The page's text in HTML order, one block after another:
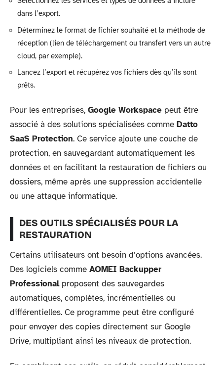
dans l’export.
Déterminez le format de fichier souhaité et la méthode de
réception (lien de téléchargement ou transfert vers un autre
cloud, par exemple).
Lancez l’export et récupérez vos fichiers dès qu’ils sont
prêts.
Pour les entreprises, Google Workspace peut être
associé à des solutions spécialisées comme Datto
SaaS Protection. Ce service ajoute une couche de
protection, en sauvegardant automatiquement les
données et en facilitant la restauration de fichiers ou
dossiers, même après une suppression accidentelle
ou une attaque informatique.
DES OUTILS SPÉCIALISÉS POUR LA
RESTAURATION
Certains utilisateurs ont besoin d’options avancées.
Des logiciels comme AOMEI Backupper
Professionalproposent des sauvegardes
automatiques, complètes, incrémentielles ou
différentielles. Ce programme peut être configuré
pour envoyer des copies directement sur Google
Drive, multipliant ainsi les niveaux de protection.